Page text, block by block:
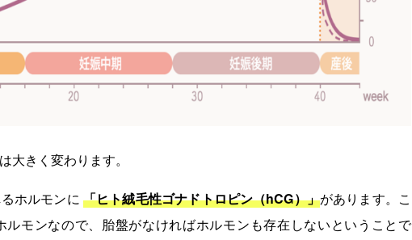
大きく変わります。
ホルモンに 「ヒト絨毛性ゴナドトロピン（hCG）」があります。こ
モンなので、胎盤がなければホルモンも存在しないということで